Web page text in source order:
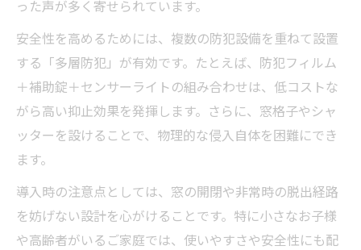
った声が多く寄せられています。
安全性を高めるためには、複数の防犯設備を重ねて設置
する「多層防犯」が有効です。たとえば、防犯フィルム
＋補助錠＋センサーライトの組み合わせは、低コストな
がら高い抑止効果を発揮します。さらに、窓格子やシャ
ッターを設けることで、物理的な侵入自体を困難にでき
ます。
導入時の注意点としては、窓の開閉や非常時の脱出経路
を妨げない設計を心がけることです。特に小さなお子様
や高齢者がいるご家庭では、使いやすさや安全性にも配